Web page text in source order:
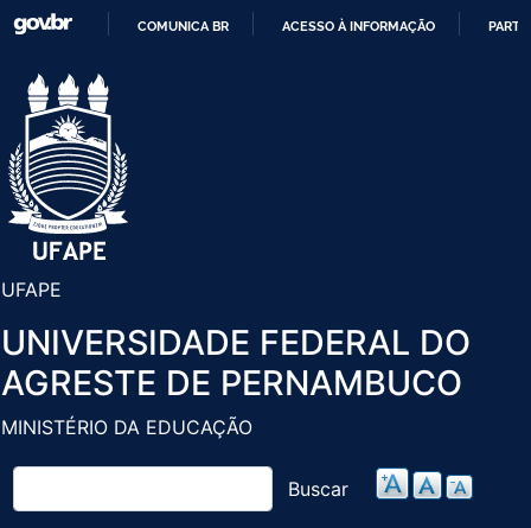
Pular
COMUNICA BR ACESSO À INFORMAÇÃO
UFAPE
UNIVERSIDADE FEDERAL DO
AGRESTE DE PERNAMBUCO
MINISTÉRIO DA EDUCAÇÃO
Buscar